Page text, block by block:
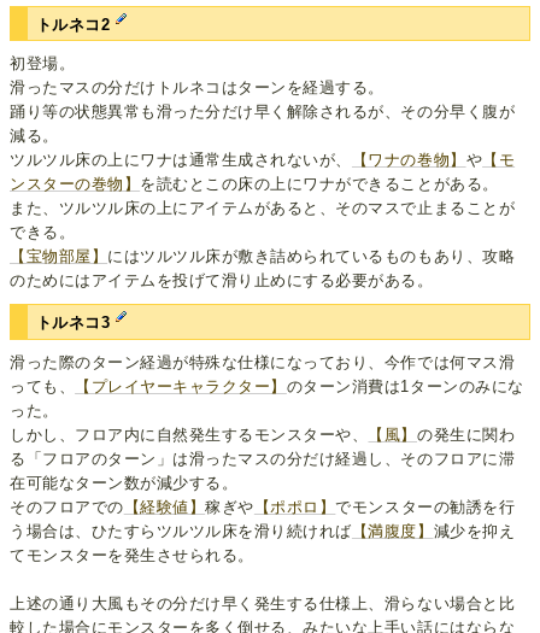
トルネコ2
初登場。
滑ったマスの分だけトルネコはターンを経過する。
踊り等の状態異常も滑った分だけ早く解除されるが、その分早く腹が
減る。
ツルツル床の上にワナは通常生成されないが、
【ワナの巻物】 や 【モ
ンスターの巻物】 を読むとこの床の上にワナができることがある。
また、ツルツル床の上にアイテムがあると、そのマスで止まることが
できる。
【宝物部屋】 にはツルツル床が敷き詰められているものもあり、攻略
のためにはアイテムを投げて滑り止めにする必要がある。
トルネコ3
滑った際のターン経過が特殊な仕様になっており、今作では何マス滑
っても、
【プレイヤーキャラクター】 のターン消費は1ターンのみにな
った。
しかし、フロア内に自然発生するモンスターや、
【風】の発生に関わ
る「フロアのターン」は滑ったマスの分だけ経過し、そのフロアに滞
在可能なターン数が減少する。
そのフロアでの 【経験値】稼ぎや 【ポポロ】でモンスターの勧誘を行
う場合は、ひたすらツルツル床を滑り続ければ 【満腹度】 減少を抑え
てモンスターを発生させられる。
上述の通り大風もその分だけ早く発生する仕様上、滑らない場合と比
較した場合にモンスターを多く倒せる、みたいな上手い話にはならな